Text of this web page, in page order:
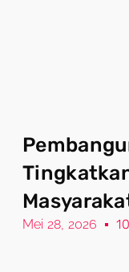
Mei 28, 2026